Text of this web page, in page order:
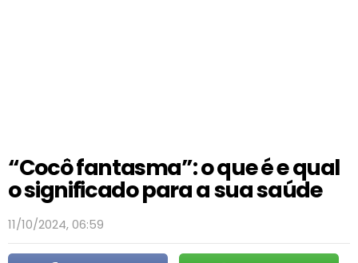
“Cocô fantasma”: o que é e qual
o significado para a sua saúde
11/10/2024, 06:59